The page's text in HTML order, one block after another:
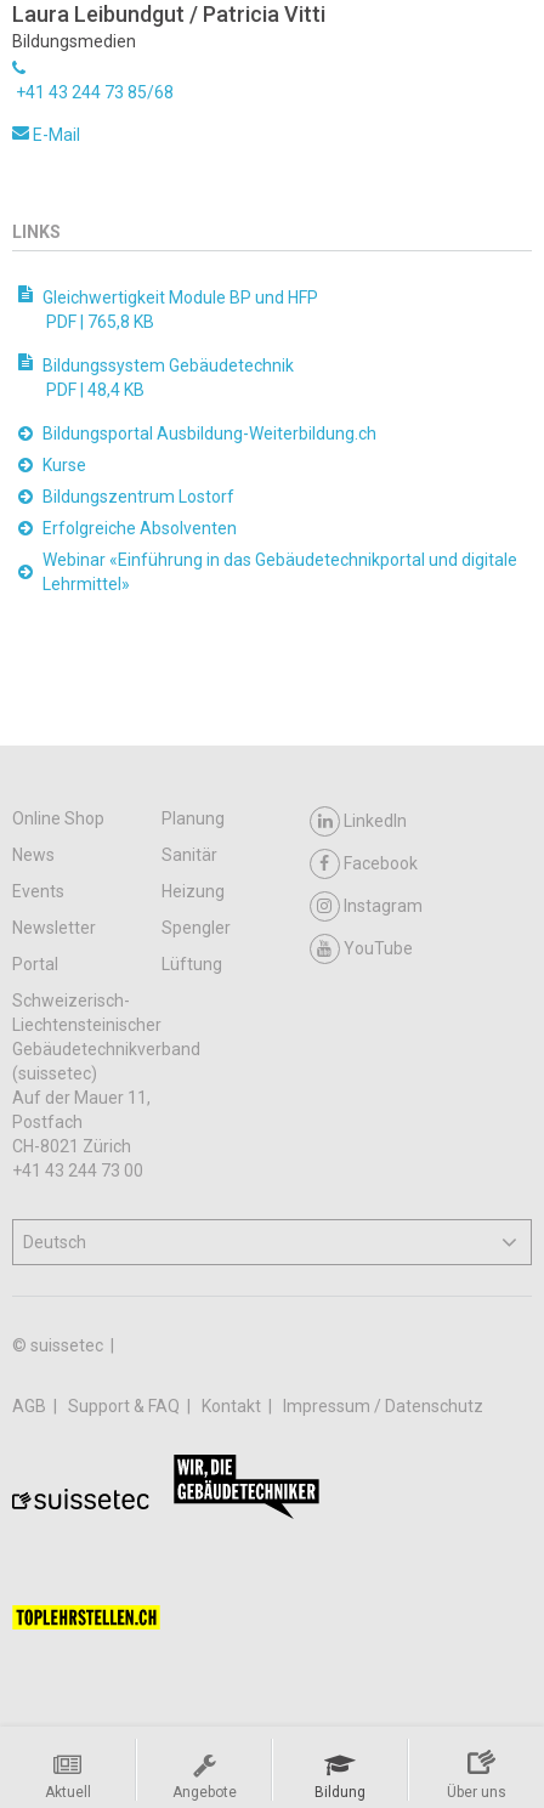
Laura Leibundgut / Patricia Vitti
Bildungsmedien
+41 43 244 73 85/68
E-Mail
LINKS
Gleichwertigkeit Module BP und HFP
PDF | 765,8 KB
Bildungssystem Gebäudetechnik
PDF | 48,4 KB
Bildungsportal Ausbildung-Weiterbildung.ch
Kurse
Bildungszentrum Lostorf
Erfolgreiche Absolventen
Webinar «Einführung in das Gebäudetechnikportal und digitale
Lehrmittel»
Online Shop
Planung
News
Sanitär
Events
Heizung
Newsletter
Spengler
Portal
Lüftung
LinkedIn
Facebook
Instagram
YouTube
Schweizerisch-
Liechtensteinischer
Gebäudetechnikverband
(suissetec)
Auf der Mauer 11,
Postfach
CH-8021 Zürich
+41 43 244 73 00
© suissetec |
AGB Support & FAQ Kontakt Impressum / Datenschutz
Aktuell Angebote Bildung Über uns